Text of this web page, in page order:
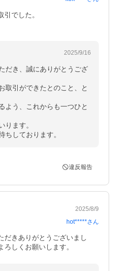
でした。
2025/9/16
だき、誠にありがとうござ
取引ができたとのこと、と
よう、これからも一つひと
ります。
ちしております。
違反報告
2025/8/9
hot*****さん
だきありがとうございまし
しくお願いします。